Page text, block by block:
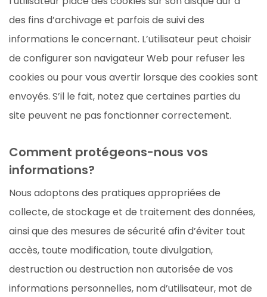
des fins d’archivage et parfois de suivi des
informations le concernant. L’utilisateur peut choisir
de configurer son navigateur Web pour refuser les
cookies ou pour vous avertir lorsque des cookies sont
envoyés. S’il le fait, notez que certaines parties du
site peuvent ne pas fonctionner correctement.
Comment protégeons-nous vos
informations?
Nous adoptons des pratiques appropriées de
collecte, de stockage et de traitement des données,
ainsi que des mesures de sécurité afin d’éviter tout
accès, toute modification, toute divulgation,
destruction ou destruction non autorisée de vos
informations personnelles, nom d’utilisateur, mot de